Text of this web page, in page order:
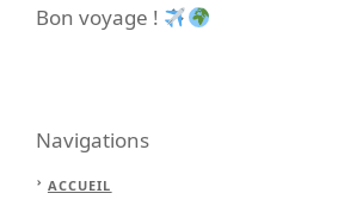
Bon voyage !
Navigations
ACCUEIL